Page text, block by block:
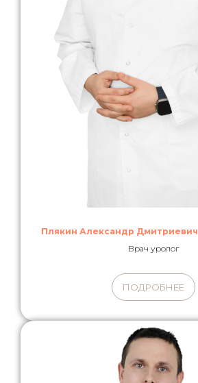
Плякин Александр Дмитриевич
Врач уролог
ПОДРОБНЕЕ